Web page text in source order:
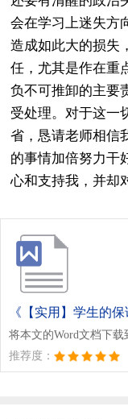
会在学习上迷失方
造成如此大的损失
任，尤其是作在重
负不可推卸的主要
受处理。对于这一
省，恳请老师相信
的事情加倍努力干
心和支持我，并却
《【实用】学生的
将本文的Word文档下
推荐度：